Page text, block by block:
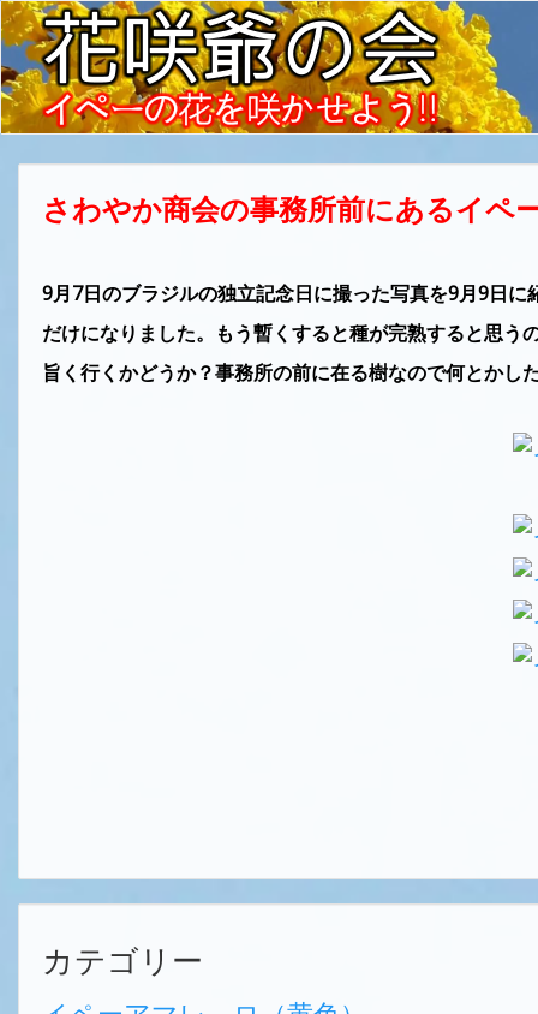
さわやか商会の事務所前にあるイペ
9月7日のブラジルの独立記念日に撮った写真を9月9日
だけになりました。もう暫くすると種が完熟すると思
旨く行くかどうか？事務所の前に在る樹なので何とか
カテゴリー